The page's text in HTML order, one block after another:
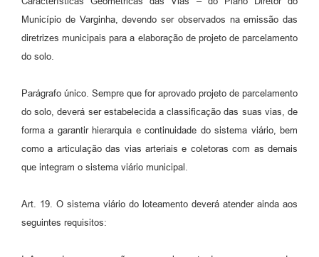
Município de Varginha, devendo ser observados na emissão das
diretrizes municipais para a elaboração de projeto de parcelamento
do solo.
Parágrafo único. Sempre que for aprovado projeto de parcelamento
do solo, deverá ser estabelecida a classificação das suas vias, de
forma a garantir hierarquia e continuidade do sistema viário, bem
como a articulação das vias arteriais e coletoras com as demais
que integram o sistema viário municipal.
Art. 19. O sistema viário do loteamento deverá atender ainda aos
seguintes requisitos: